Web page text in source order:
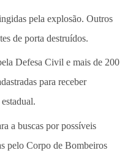
pela explosão. Outros
de porta destruídos.
Defesa Civil e mais de 200
para receber
a buscas por possíveis
pelo Corpo de Bombeiros